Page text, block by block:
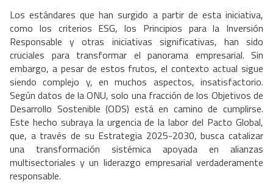
Los estándares que han surgido a partir de esta iniciativa,
como los criterios ESG, los Principios para la Inversión
Responsable y otras iniciativas significativas, han sido
cruciales para transformar el panorama empresarial. Sin
embargo, a pesar de estos frutos, el contexto actual sigue
siendo complejo y, en muchos aspectos, insatisfactorio.
Según datos de la ONU, solo una fracción de los Objetivos de
Desarrollo Sostenible (ODS) está en camino de cumplirse.
Este hecho subraya la urgencia de la labor del Pacto Global,
que, a través de su Estrategia 2025-2030, busca catalizar
una transformación sistémica apoyada en alianzas
multisectoriales y un liderazgo empresarial verdaderamente
responsable.